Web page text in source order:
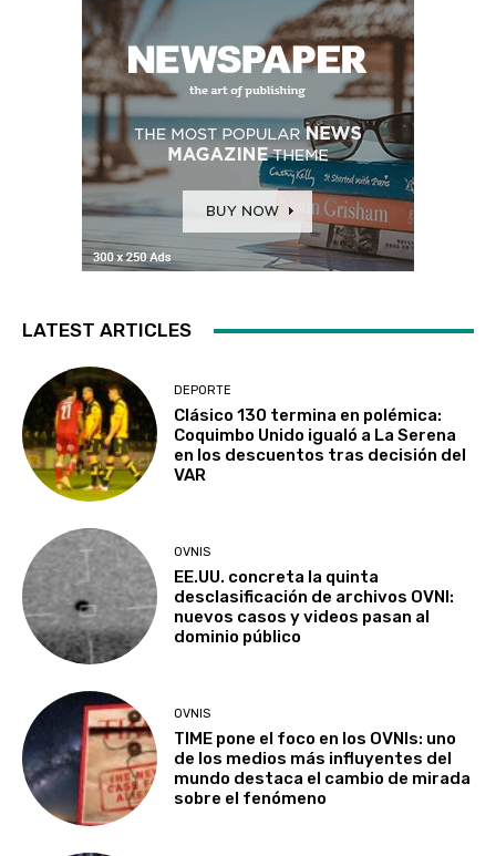
LATEST ARTICLES
DEPORTE
Clásico 130 termina en polémica:
Coquimbo Unido igualó a La Serena
en los descuentos tras decisión del
VAR
OVNIS
EE.UU. concreta la quinta
desclasificación de archivos OVNI:
nuevos casos y videos pasan al
dominio público
OVNIS
TIME pone el foco en los OVNIs: uno
de los medios más influyentes del
mundo destaca el cambio de mirada
sobre el fenómeno